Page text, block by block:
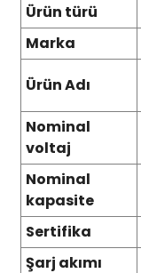
Ürün türü
Marka
Ürün Adı
Nominal
voltaj
Nominal
kapasite
Sertifika
Şarj akımı